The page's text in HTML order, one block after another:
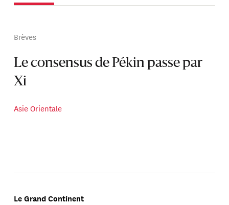
Brèves
Le consensus de Pékin passe par
Xi
Asie Orientale
Le Grand Continent